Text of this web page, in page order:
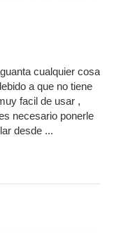
cualquier cosa
a que no tiene
facil de usar ,
necesario ponerle
desde ...